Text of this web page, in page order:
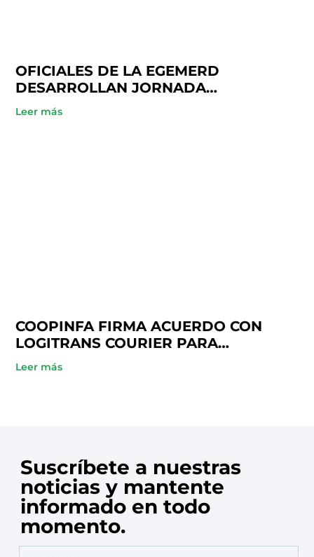
OFICIALES DE LA EGEMERD
DESARROLLAN JORNADA
ACADÉMICA EN COOPINFA
Leer más
COOPINFA FIRMA ACUERDO CON
LOGITRANS COURIER PARA
BENEFICIO DE SUS SOCIOS
Leer más
Suscríbete a nuestras
noticias y mantente
informado en todo
momento.